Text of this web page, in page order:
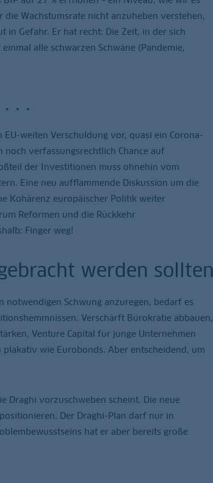
Wachstumsrate nicht anzuheben verstehen,
in Gefahr. Er hat recht: Die Zeit, in der sich
alle schwarzen Schwäne (Pandemie,
. .
weiten Verschuldung vor, quasi ein Corona-
verfassungsrechtlich Chance auf
der Investitionen muss ohnehin vom
Eine neu aufflammende Diskussion um die
Kohärenz europäischer Politik weiter
Reformen und die Rückkehr
Finger weg!
werden sollten
Schwung anzuregen, bedarf es
Verschärft Bürokratie abbauen,
Venture Capital für junge Unternehmen
wie Eurobonds. Aber entscheidend, um
Draghi vorzuschweben scheint. Die neue
Der Draghi-Plan darf nur in
hat er aber bereits große